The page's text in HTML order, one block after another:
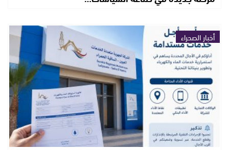
أخبار الصحراء